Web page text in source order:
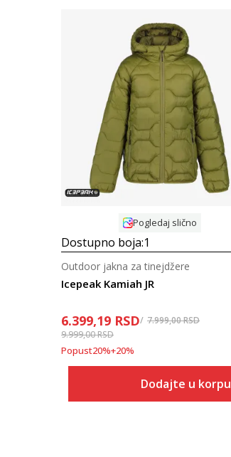
Uporedi
Pogledaj slično
Dostupno boja:1
Icepeak Kamiah JR
Outdoor jakna za tinejdžere
6.399,19 RSD 7.999,00RSD
9.999,00RSD
Popust20%+20%
Dodajte u korpu